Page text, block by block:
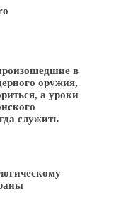
в
оружия,
а уроки
служить